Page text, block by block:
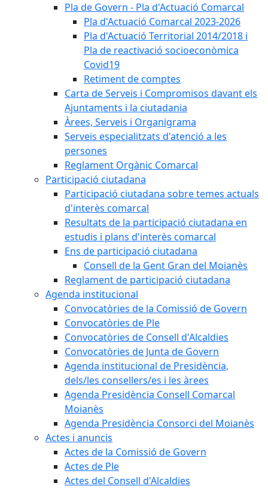
Pla de Govern - Pla d'Actuació Comarcal
Pla d'Actuació Comarcal 2023-2026
Pla d'Actuació Territorial 2014/2018 i
Pla de reactivació socioeconòmica
Covid19
Retiment de comptes
Carta de Serveis i Compromisos davant els
Ajuntaments i la ciutadania
Àrees, Serveis i Organigrama
Serveis especialitzats d'atenció a les
persones
Reglament Orgànic Comarcal
Participació ciutadana
Participació ciutadana sobre temes actuals
d'interès comarcal
Resultats de la participació ciutadana en
estudis i plans d'interès comarcal
Ens de participació ciutadana
Consell de la Gent Gran del Moianès
Reglament de participació ciutadana
Agenda institucional
Convocatòries de la Comissió de Govern
Convocatòries de Ple
Convocatòries de Consell d'Alcaldies
Convocatòries de Junta de Govern
Agenda institucional de Presidència,
dels/les consellers/es i les àrees
Agenda Presidència Consell Comarcal
Moianès
Agenda Presidència Consorci del Moianès
Actes i anuncis
Actes de la Comissió de Govern
Actes de Ple
Actes del Consell d'Alcaldies